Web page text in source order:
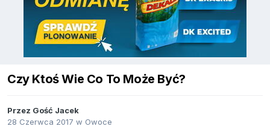
Czy Ktoś Wie Co To Może Być?
Przez Gość Jacek
28 Czerwca 2017 w Owoce